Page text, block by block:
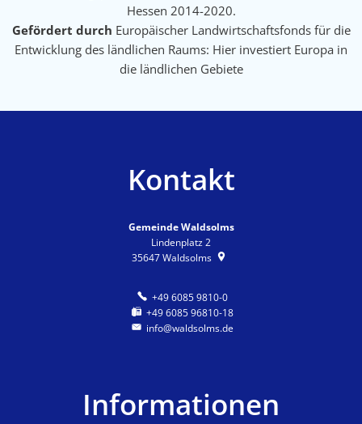
Hessen 2014-2020.
Gefördert durch Europäischer Landwirtschaftsfonds für die
Entwicklung des ländlichen Raums: Hier investiert Europa in
die ländlichen Gebiete
Kontakt
Gemeinde Waldsolms
Lindenplatz 2
35647 Waldsolms
+49 6085 9810-0
+49 6085 96810-18
info@waldsolms.de
Informationen